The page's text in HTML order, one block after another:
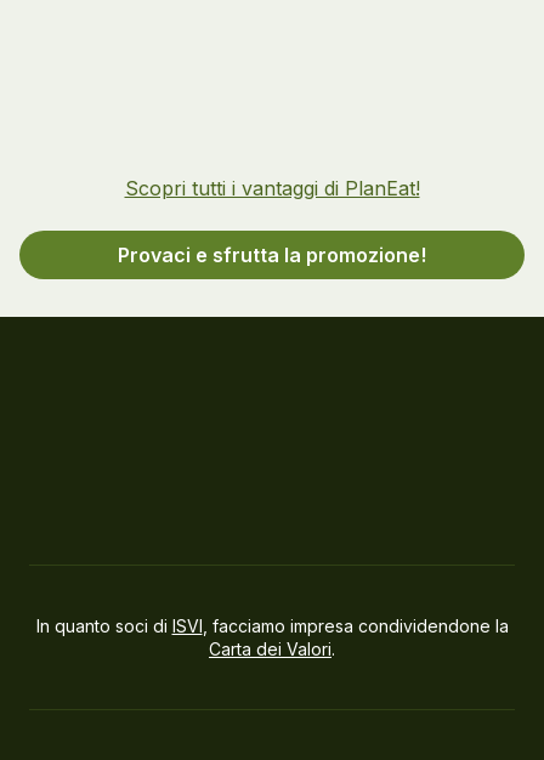
Scopri tutti i vantaggi di PlanEat!
Provaci e sfrutta la promozione!
In quanto soci di ISVI , facciamo impresa condividendone la
Carta dei Valori.